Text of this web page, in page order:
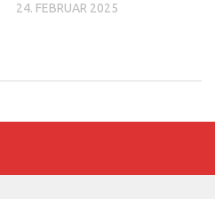
24. FEBRUAR 2025